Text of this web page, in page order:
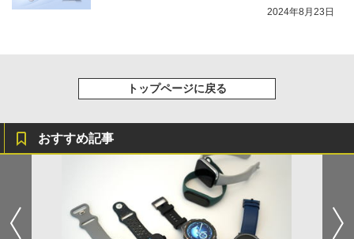
2024年8月23日
トップページに戻る
おすすめ記事